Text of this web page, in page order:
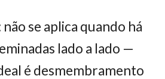
se aplica quando há
lado a lado —
é desmembramento